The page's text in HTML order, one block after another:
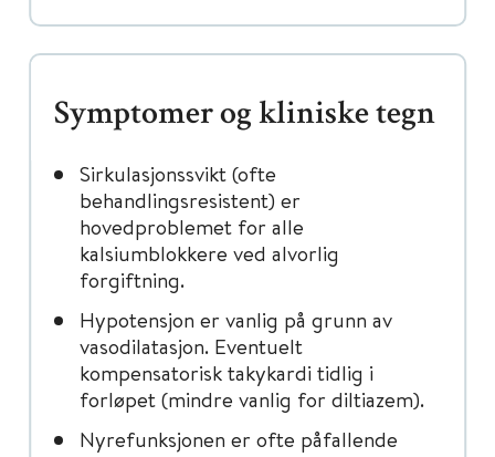
Symptomer og kliniske tegn
Sirkulasjonssvikt (ofte
behandlingsresistent) er
hovedproblemet for alle
kalsiumblokkere ved alvorlig
forgiftning.
Hypotensjon er vanlig på grunn av
vasodilatasjon. Eventuelt
kompensatorisk takykardi tidlig i
forløpet (mindre vanlig for diltiazem).
Nyrefunksjonen er ofte påfallende